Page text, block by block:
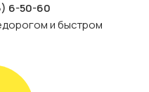
6-50-60
и быстром